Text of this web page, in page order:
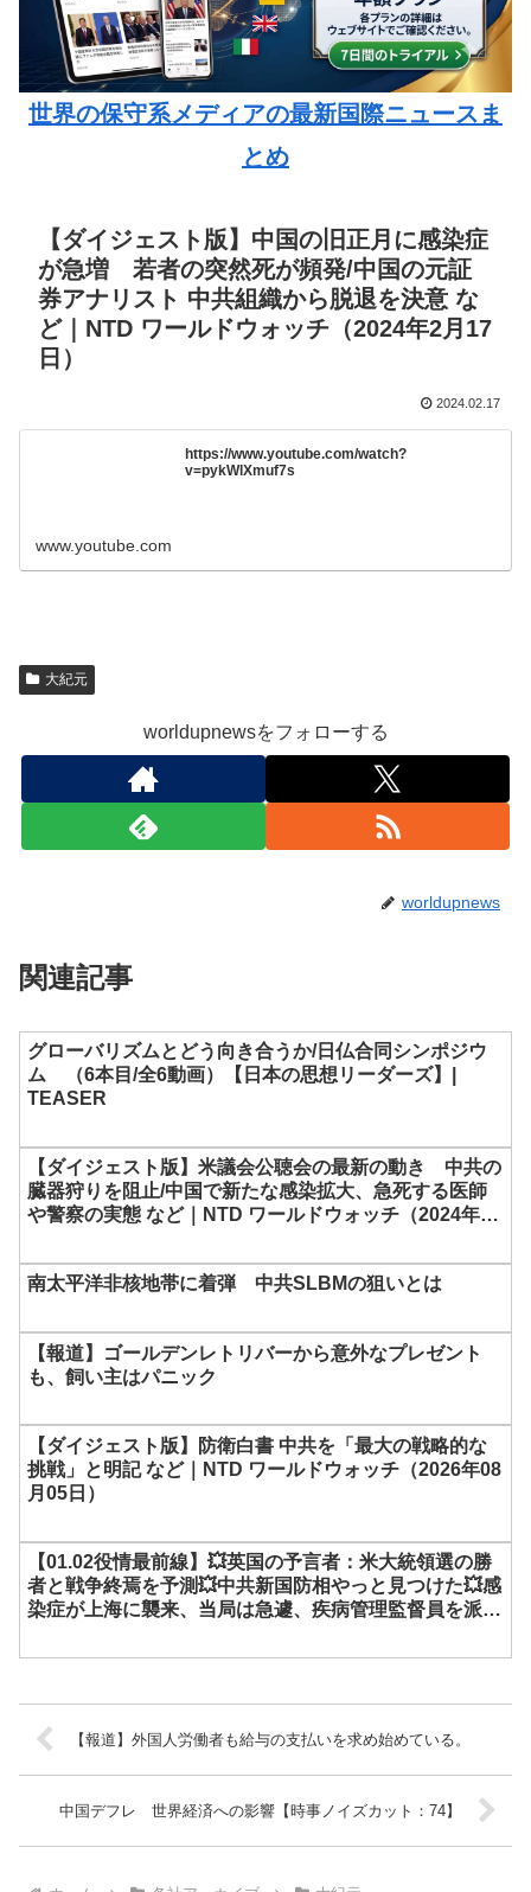
世界の保守系メディアの最新国際ニュースま
とめ
【ダイジェスト版】中国の旧正月に感染症
が急増 若者の突然死が頻発/中国の元証
券アナリスト 中共組織から脱退を決意 な
ど｜NTD ワールドウォッチ（2024年2月17
日）
2024.02.17
https://www.youtube.com/watch?
v=pykWlXmuf7s
www.youtube.com
大紀元
worldupnewsをフォローする
worldupnews
関連記事
グローバリズムとどう向き合うか/日仏合同シンポジウ
ム （6本目/全6動画）【日本の思想リーダーズ】|
TEASER
【ダイジェスト版】米議会公聴会の最新の動き 中共の
臓器狩りを阻止/中国で新たな感染拡大、急死する医師
や警察の実態 など｜NTD ワールドウォッチ（2024年3
南太平洋非核地帯に着弾 中共SLBMの狙いとは
【報道】ゴールデンレトリバーから意外なプレゼント
も、飼い主はパニック
【ダイジェスト版】防衛白書 中共を「最大の戦略的な
挑戦」と明記 など｜NTD ワールドウォッチ（2026年08
月05日）
【01.02役情最前線】💥英国の予言者：米大統領選の勝
者と戦争終焉を予測💥中共新国防相やっと見つけた💥感
染症が上海に襲来、当局は急遽、疾病管理監督員を派
【報道】外国人労働者も給与の支払いを求め始めている。
中国デフレ 世界経済への影響【時事ノイズカット：74】